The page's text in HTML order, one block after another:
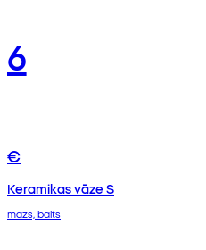
6
€
Keramikas vāze S
mazs, balts